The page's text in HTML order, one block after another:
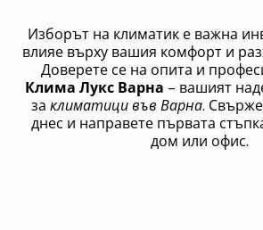
Изборът на климатик е важна
влияе върху вашия комфорт и
Доверете се на опита и
Клима Лукс Варна – вашият
за климатици във Варна.
днес и направете първата
дом или офис.